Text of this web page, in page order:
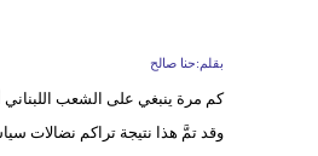
بقلم:حنا صالح